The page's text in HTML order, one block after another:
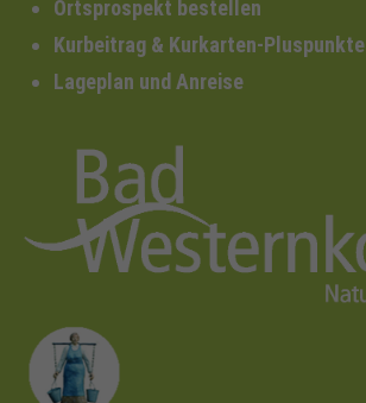
Ortsprospekt bestellen
Kurbeitrag & Kurkarten-Pluspunkte
Lageplan und Anreise